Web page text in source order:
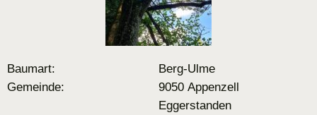
Baumart:
Berg-Ulme
Gemeinde:
9050 Appenzell
Eggerstanden